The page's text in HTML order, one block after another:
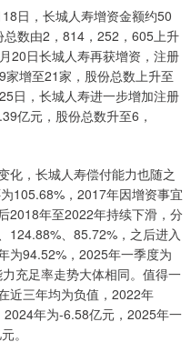
日，长城人寿增资金额约50
数由2，814，252，605上升
20日长城人寿再获增资，注册
增至21家，股份总数上升至
日，长城人寿进一步增加注册
亿元，股份总数升至6，
，长城人寿偿付能力也随之
105.68%，2017年因增资事宜
2018年至2022年持续下滑，分
124.88%、85.72%，之后进入
为94.52%，2025年一季度为
充足率走势大体相同。值得一
近三年均为负值，2022年
年为-6.58亿元，2025年一
。